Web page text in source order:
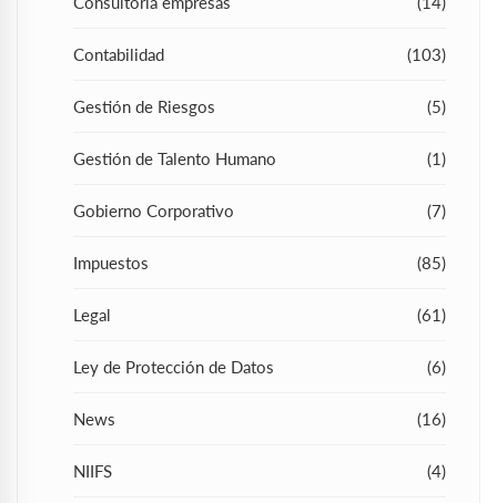
Contabilidad (103)
Gestión de Riesgos (5)
Gestión de Talento Humano (1)
Gobierno Corporativo (7)
Impuestos (85)
Legal (61)
Ley de Protección de Datos (6)
News (16)
NIIFS (4)